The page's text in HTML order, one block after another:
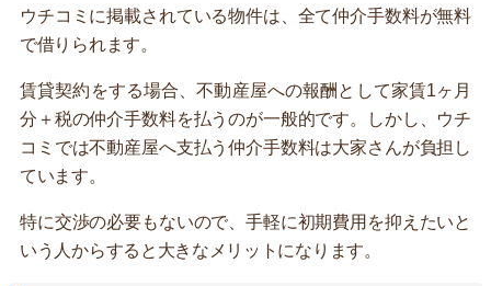
ウチコミに掲載されている物件は、全て仲介手数料が無料
で借りられます。
賃貸契約をする場合、不動産屋への報酬として家賃1ヶ月
分＋税の仲介手数料を払うのが一般的です。しかし、ウチ
コミでは不動産屋へ支払う仲介手数料は大家さんが負担し
ています。
特に交渉の必要もないので、手軽に初期費用を抑えたいと
いう人からすると大きなメリットになります。